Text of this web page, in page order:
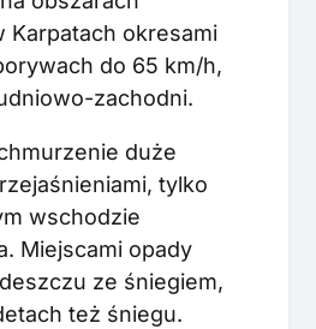
Karpatach okresami
do 65 km/h,
zachodni.
duże
tylko
wschodzie
Miejscami opady
ze śniegiem,
też śniegu.